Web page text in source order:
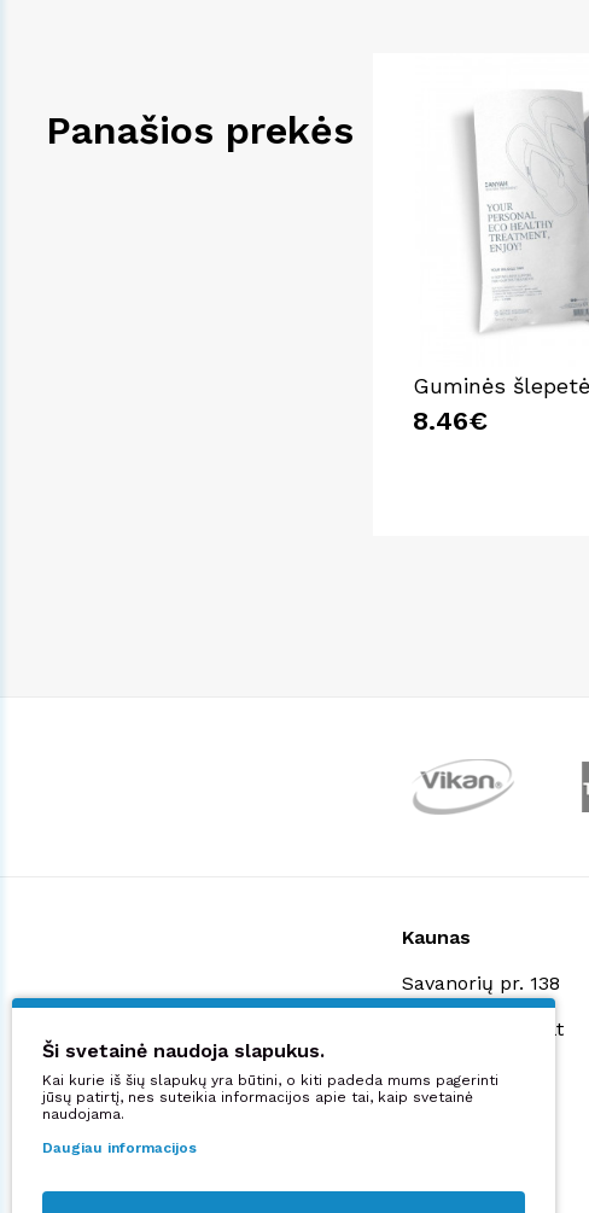
Panašios prekės
Guminės
8.46€
Kaunas
Savanorių pr. 138
+370 523 38879
shop@manjana.lt
Didžiuojamės:
Ši svetainė naudoja slapukus.
Kai kurie iš šių slapukų yra būtini, o kiti padeda mums pagerinti
jūsų patirtį, nes suteikia informacijos apie tai, kaip svetainė
naudojama.
Daugiau informacijos